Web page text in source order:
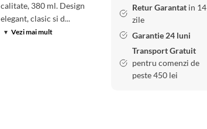
calitate, 380 ml. Design
elegant, clasic si d...
▾ Vezi mai mult
a
e
S
e
Retur Garantatin 14
zile
Garantie 24 luni
Transport Gratuit
pentru comenzi de
peste 450 lei